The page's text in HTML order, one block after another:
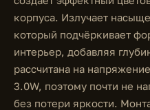
корпуса. Излучает
который подчёркивает
интерьер, добавляя
рассчитана на
3.0W, поэтому почти не
без потери яркости.